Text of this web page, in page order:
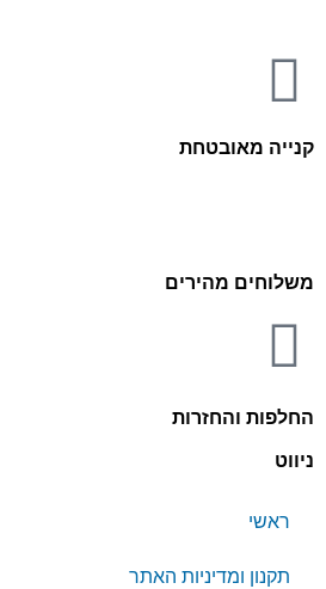
קנייה מאובטחת
משלוחים מהירים
החלפות והחזרות
ניווט
ראשי
תקנון ומדיניות האתר